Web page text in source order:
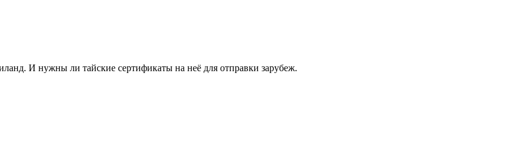
И нужны ли тайские сертификаты на неё для отправки зарубеж.